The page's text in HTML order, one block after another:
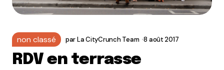
non classé parLa CityCrunch Team 8 août 2017
RDV en terrasse